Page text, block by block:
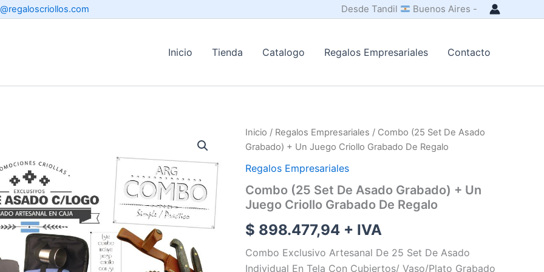
Desde Tandil Buenos Aires -
Inicio Tienda Catalogo Regalos Empresariales Contacto
Inicio / Regalos Empresariales / Combo (25 Set De Asado
Grabado) + Un Juego Criollo Grabado De Regalo
Regalos Empresariales
Combo (25 Set De Asado Grabado) + Un
Juego Criollo Grabado De Regalo
$ 898.477,94 + IVA
Combo Exclusivo Artesanal De 25 Set De Asado
Individual En Tela Con Cubiertos/ Vaso/Plato Grabado